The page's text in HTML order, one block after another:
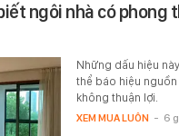
ngôi nhà có phong
Những dấu hiệu
thể báo hiệu
không thuận lợi.
XEM MUA LUÔN - 6